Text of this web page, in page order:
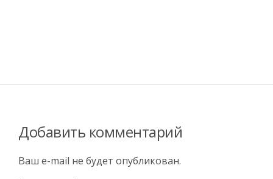
Добавить комментарий
Ваш e-mail не будет опубликован.